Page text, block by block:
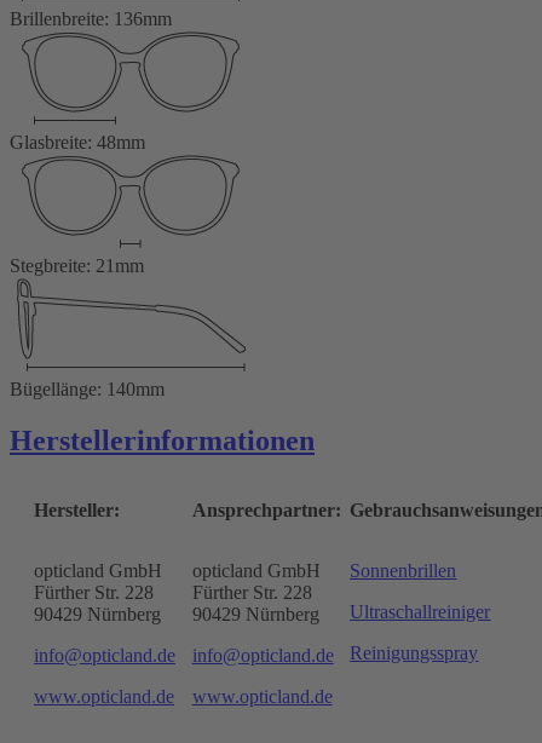
Brillenbreite: 136mm
Glasbreite: 48mm
Stegbreite: 21mm
Bügellänge: 140mm
Herstellerinformationen
Hersteller:
opticland GmbH
Fürther Str. 228
90429 Nürnberg
info@opticland.de
www.opticland.de
Ansprechpartner:
opticland GmbH
Fürther Str. 228
90429 Nürnberg
info@opticland.de
www.opticland.de
Sonnenbrillen
Ultraschallreiniger
Reinigungsspray